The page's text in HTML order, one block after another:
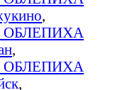
,
,
,